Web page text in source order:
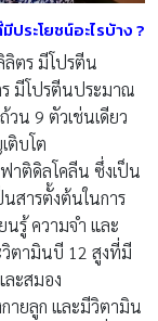
ระโยชน์อะไรบ้าง?
ลิตร มีโปรตีน
มีโปรตีนประมาณ
วน 9 ตัวเช่นเดียว
ติบโต
าติดิลโคลีน ซึ่งเป็น
นสารตั้งต้นในการ
นรู้ ความจำ และ
วิตามินบี 12 สูงที่มี
ะสมอง
ายลูก และมีวิตามิน